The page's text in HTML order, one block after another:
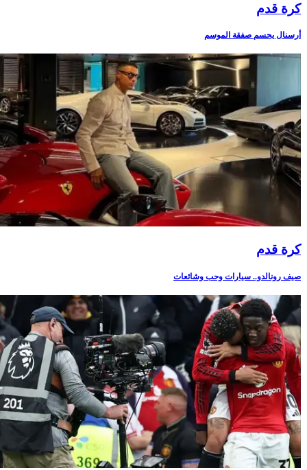
كرة قدم
أرسنال يحسم صفقة الموسم
كرة قدم
صيف رونالدو.. سيارات وحب وشائعات